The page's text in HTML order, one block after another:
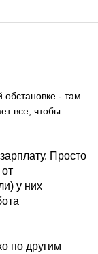
обстановке - там
все, чтобы
Просто
у них
по другим